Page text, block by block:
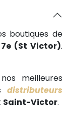
boutiques de
(St Victor).
meilleures
distributeurs
Saint-Victor.